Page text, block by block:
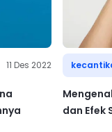
11 Des 2022
dan Efek